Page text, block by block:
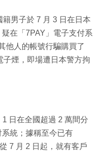
男子於 7 月 3 日在日本
在「7PAY」電子支付系
他人的帳號行騙購買了
煙，即場遭日本警方拘
日在全國超過 2 萬間分
統；據稱至今已有
從 7 月 2 日起，就有客戶